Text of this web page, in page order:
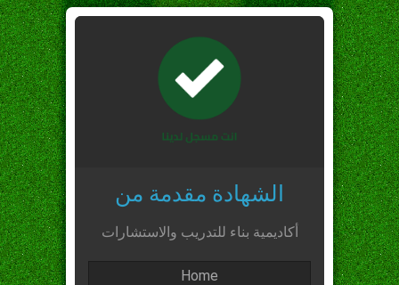
الشهادة مقدمة من
أكاديمية بناء للتدريب والاستشارات
Home